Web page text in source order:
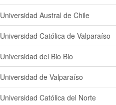
Universidad Austral de Chile
Universidad Católica de Valparaíso
Universidad del Bio Bio
Universidad de Valparaíso
Universidad Católica del Norte